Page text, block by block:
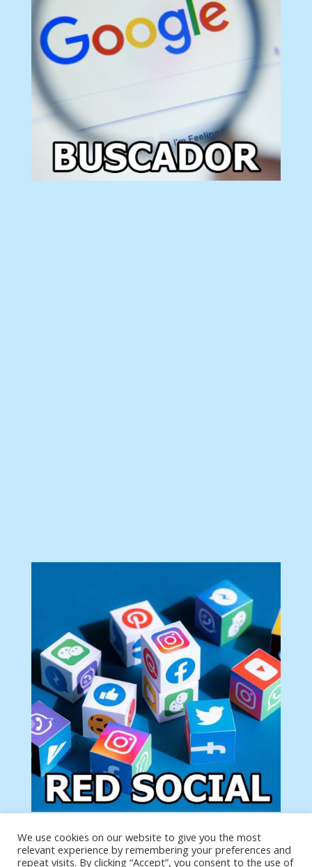
Tu anuncio va aquí
Podemos poner tu anuncio aquí con un link de tu
We use cookies on our website to give you the most
relevant experience by remembering your preferences and
repeat visits. By clicking “Accept”, you consent to the use of